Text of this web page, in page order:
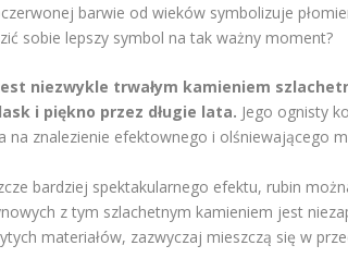
barwie od wieków symbolizuje
sobie lepszy symbol na tak ważny moment?
niezwykle trwałym kamieniem
i piękno przez długie lata. Jego ognisty
na znalezienie efektownego i olśniewającego
bardziej spektakularnego efektu, rubin
z tym szlachetnym kamieniem jest
materiałów, zazwyczaj mieszczą się w